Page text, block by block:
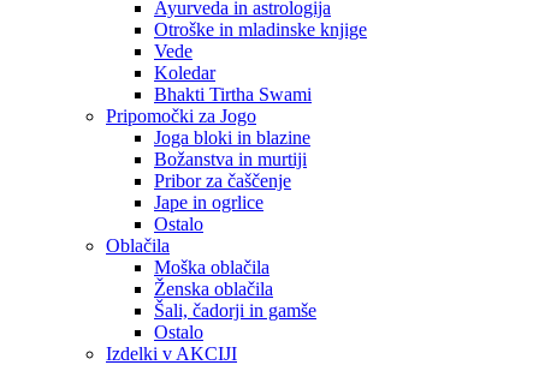
Ayurveda in astrologija
Otroške in mladinske knjige
Vede
Koledar
Bhakti Tirtha Swami
Pripomočki za Jogo
Joga bloki in blazine
Božanstva in murtiji
Pribor za čaščenje
Jape in ogrlice
Ostalo
Oblačila
Moška oblačila
Ženska oblačila
Šali, čadorji in gamše
Ostalo
Izdelki v AKCIJI